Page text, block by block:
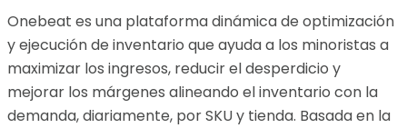
Onebeat es una plataforma dinámica de optimización
y ejecución de inventario que ayuda a los minoristas a
maximizar los ingresos, reducir el desperdicio y
mejorar los márgenes alineando el inventario con la
demanda, diariamente, por SKU y tienda. Basada en la